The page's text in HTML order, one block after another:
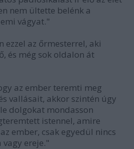
nem ültette belénk a
vágyat."
ezzel az őrmesterrel, aki
és még sok oldalon át
az ember teremti meg
vallásait, akkor szintén úgy
dolgokat mondasson
istennel, amire
ember, csak egyedül nincs
vagy ereje."